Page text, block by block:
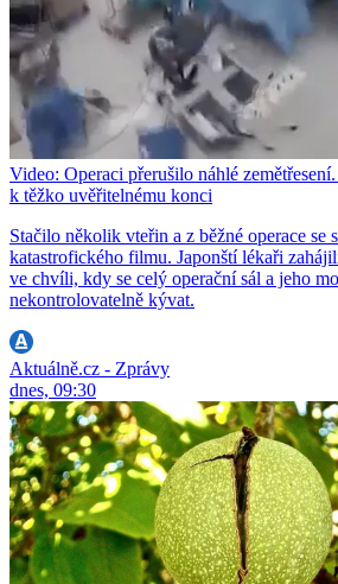
Video: Operaci přerušilo náhlé
k těžko uvěřitelnému konci
Stačilo několik vteřin a z běžné operace se
katastrofického filmu. Japonští lékaři
ve chvíli, kdy se celý operační sál a jeho
nekontrolovatelně kývat.
Aktuálně.cz - Zprávy
dnes, 09:30